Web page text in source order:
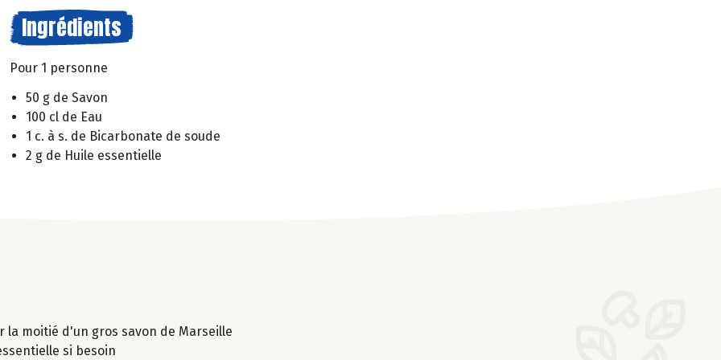
Ingrédients
Pour 1 personne
50 g de Savon
100 cl de Eau
1 c. à s. de Bicarbonate de soude
2 g de Huile essentielle
la moitié d'un gros savon de Marseille
si besoin